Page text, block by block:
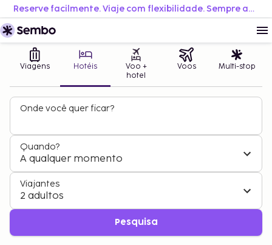
Reserve facilmente. Viaje com flexibilidade. Sempre ao melhor preço.
Viagens Hotéis
Voo +
hotel
Voos Multi-stop
Onde você quer ficar?
Quando?
A qualquer momento
Viajantes
2 adultos
Pesquisa